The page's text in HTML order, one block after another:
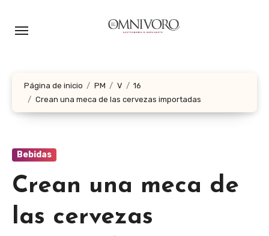
Página de inicio PM V
16
Crean una meca de las cervezas importadas
Bebidas
Crean una meca de
las cervezas